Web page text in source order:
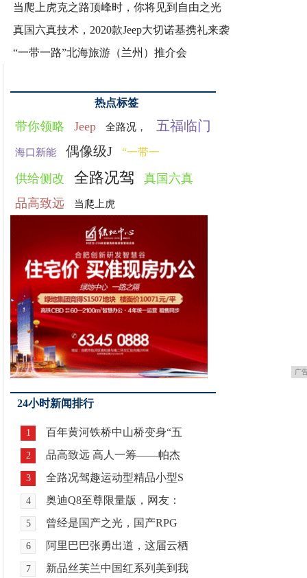
当爬上虎克之路顶峰时，你将见到自由之光
真国六真技术，2020款Jeep大切诺基携礼来袭
“一带一路”北海旅游（兰州）推介会
热点标签
带你领略 Jeep 全路况， 五福临门
海口新能 偶像级J “一带一
供给侧改 全路况驾
真国六真
品高致远
当爬上虎
广
24小时新闻排行
1 百年黄河铁桥中山桥变身“五
2 品高致远 高人一筹——帕杰
3 全路况驾趣运动型精品小型S
4 奥迪Q8至尊限量版，网友：
5 曾经是国产之光，国产RPG
6 阿里巴巴张勇出道，这届云栖
7 新品丝芙兰中国红系列美到我